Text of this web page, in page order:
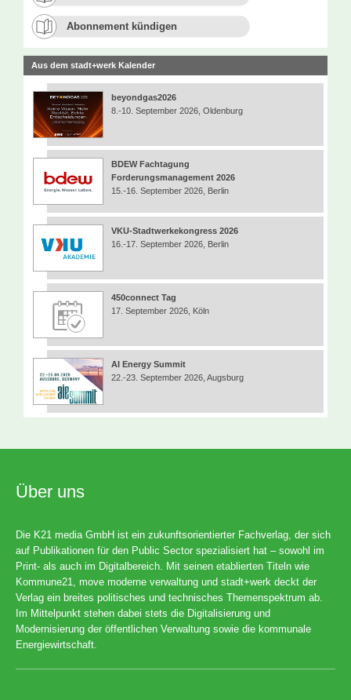
Abonnement kündigen
Aus dem stadt+werk Kalender
beyondgas2026
8.-10. September 2026, Oldenburg
BDEW Fachtagung
Forderungsmanagement 2026
15.-16. September 2026, Berlin
VKU-Stadtwerkekongress 2026
16.-17. September 2026, Berlin
450connect Tag
17. September 2026, Köln
AI Energy Summit
22.-23. September 2026, Augsburg
Über uns
Die K21 media GmbH ist ein zukunftsorientierter Fachverlag, der sich
auf Publikationen für den Public Sector spezialisiert hat – sowohl im
Print- als auch im Digitalbereich. Mit seinen etablierten Titeln wie
Kommune21, move moderne verwaltung und stadt+werk deckt der
Verlag ein breites politisches und technisches Themenspektrum ab.
Im Mittelpunkt stehen dabei stets die Digitalisierung und
Modernisierung der öffentlichen Verwaltung sowie die kommunale
Energiewirtschaft.